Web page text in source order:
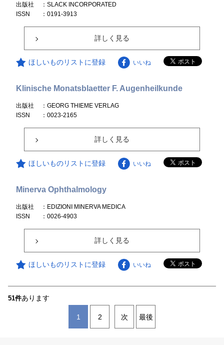
出版社
：SLACK INCORPORATED
ISSN
：0191-3913
詳しく見る
ほしいものリストに登録 いいね
Klinische Monatsblaetter F. Augenheilkunde
出版社
：GEORG THIEME VERLAG
ISSN
：0023-2165
詳しく見る
ほしいものリストに登録 いいね
Minerva Ophthalmology
出版社
：EDIZIONI MINERVA MEDICA
ISSN
：0026-4903
詳しく見る
ほしいものリストに登録 いいね
51件あります
1 2 次 最後